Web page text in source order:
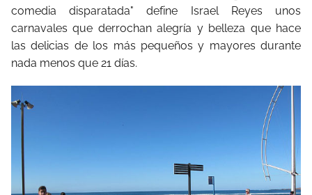
comedia disparatada" define Israel Reyes unos
carnavales que derrochan alegría y belleza que hace
las delicias de los más pequeños y mayores durante
nada menos que 21 días.